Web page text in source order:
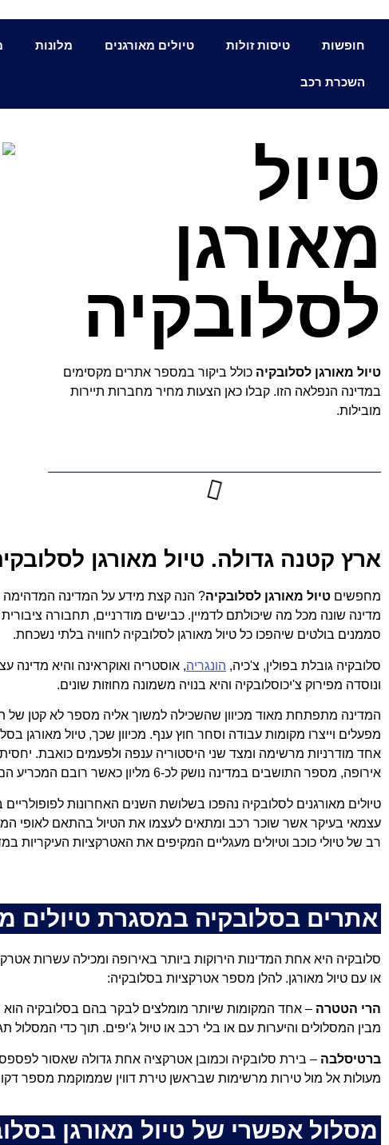
חופשות טיסות זולות טיולים מאורגנים מלונות
השכרת רכב
טיול
מאורגן
לסלובקיה
טיול מאורגן לסלובקיה כולל ביקור במספר אתרים מקסימים
במדינה הנפלאה הזו. קבלו כאן הצעות מחיר מחברות תיירות
מובילות.
ארץ קטנה גדולה. טיול מאורגן
מחפשים טיול מאורגן לסלובקיה? הנה קצת מידע על המדינה המדהימה
מדינה שונה מכל מה שיכולתם לדמיין. כבישים מודרניים, תחבורה ציבורית
סממנים בולטים שיהפכו כל טיול מאורגן לסלובקיה לחוויה בלתי נשכחת.
סלובקיה גובלת בפולין, צ'כיה, הונגריה
ונוסדה מפירוק צ'יכוסלובקיה והיא בנויה משמונה מחוזות שונים.
המדינה מתפתחת מאוד מכיוון שהשכילה למשוך אליה מספר לא קטן של
מפעלים וייצרו מקומות עבודה וסחר חוץ ענף. מכיוון שכך, טיול מאורגן
אחד מודרניות מרשימה ומצד שני היסטוריה ענפה ולפעמים כואבת.
אירופה, מספר התושבים במדינה נושק לכ-6 מליון כאשר רובם המכריע הם סלובקים קתולים.
טיולים מאורגנים לסלובקיה נהפכו בשלושת השנים האחרונות
עצמאי בעיקר אשר שוכר רכב ומתאים לעצמו את הטיול בהתאם לאופי
רב של טיולי כוכב וטיולים מעגליים המקיפים את האטרקציות העיקריות
אתרים בסלובקיה במסגרת טיולים
סלובקיה היא אחת המדינות הירוקות ביותר באירופה ומכילה עשרות
או עם טיול מאורגן. להלן מספר אטרקציות בסלובקיה:
הרי הטטרה – אחד המקומות שיותר מומלצים לבקר בהם בסלובקיה
מבין המסלולים והיערות עם או בלי רכב או טיול ג'יפים. תוך כדי המסלול
ברטיסלבה – בירת סלובקיה וכמובן אטרקציה אחת גדולה שאסור
מעולות אל מול טירות מרשימות שבראשן טירת דווין שממוקמת מספר
מסלול אפשרי של טיול מאורגן